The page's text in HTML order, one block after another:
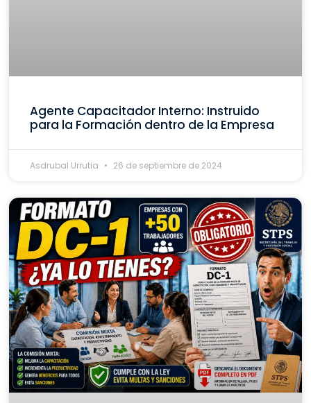
Agente Capacitador Interno: Instruido
para la Formación dentro de la Empresa
Asdrubal Urrutia 26 de septiembre de 2024